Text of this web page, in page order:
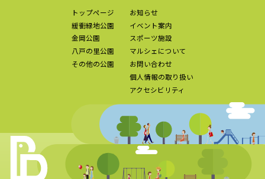
トップページ
緩衝緑地公園
金岡公園
八戸の里公園
その他の公園
お知らせ
イベント案内
スポーツ施設
マルシェについて
お問い合わせ
個人情報の取り扱い
アクセシビリティ